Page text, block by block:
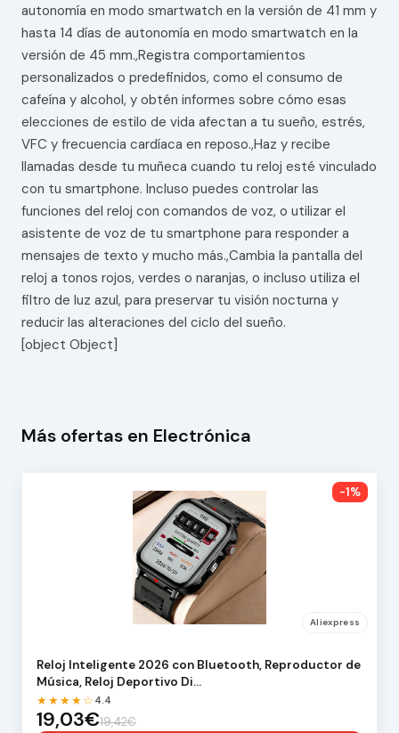
autonomía en modo smartwatch en la versión de 41 mm y
hasta 14 días de autonomía en modo smartwatch en la
versión de 45 mm.,Registra comportamientos
personalizados o predefinidos, como el consumo de
cafeína y alcohol, y obtén informes sobre cómo esas
elecciones de estilo de vida afectan a tu sueño, estrés,
VFC y frecuencia cardíaca en reposo.,Haz y recibe
llamadas desde tu muñeca cuando tu reloj esté vinculado
con tu smartphone. Incluso puedes controlar las
funciones del reloj con comandos de voz, o utilizar el
asistente de voz de tu smartphone para responder a
mensajes de texto y mucho más.,Cambia la pantalla del
reloj a tonos rojos, verdes o naranjas, o incluso utiliza el
filtro de luz azul, para preservar tu visión nocturna y
reducir las alteraciones del ciclo del sueño.
[object Object]
Más ofertas en Electrónica
-1%
Aliexpress
Reloj Inteligente 2026 con Bluetooth, Reproductor de
Música, Reloj Deportivo Di…
★★★★☆ 4.4
19,03€19,42€